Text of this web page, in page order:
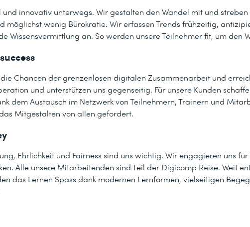
und innovativ unterwegs. Wir gestalten den Wandel mit und
möglichst wenig Bürokratie. Wir erfassen Trends frühzeitig,
Wissensvermittlung an. So werden unsere Teilnehmer fit, um den
Chancen der grenzenlosen digitalen Zusammenarbeit und
und unterstützen uns gegenseitig. Für unsere Kunden
dem Austausch im Netzwerk von Teilnehmern, Trainern und
Mitgestalten von allen gefordert.
Ehrlichkeit und Fairness sind uns wichtig. Wir engagieren uns
Alle unsere Mitarbeitenden sind Teil der Digicomp Reise. Weit
das Lernen Spass dank modernen Lernformen, vielseitigen